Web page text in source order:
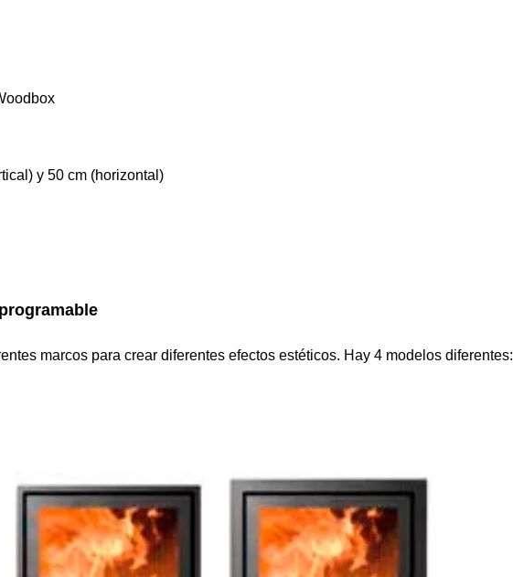
y 50 cm (horizontal)
marcos para crear diferentes efectos estéticos. Hay 4 modelos diferentes: